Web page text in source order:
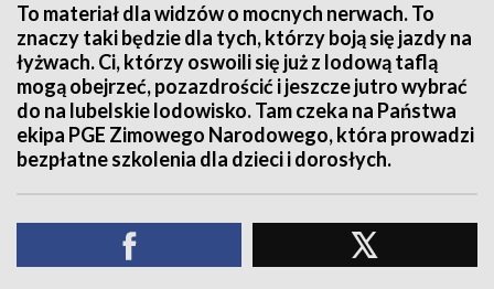
To materiał dla widzów o mocnych nerwach. To
znaczy taki będzie dla tych, którzy boją się jazdy na
łyżwach. Ci, którzy oswoili się już z lodową taflą
mogą obejrzeć, pozazdrościć i jeszcze jutro wybrać
do na lubelskie lodowisko. Tam czeka na Państwa
ekipa PGE Zimowego Narodowego, która prowadzi
bezpłatne szkolenia dla dzieci i dorosłych.